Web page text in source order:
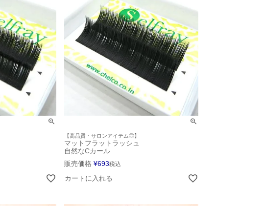
【高品質・サロンアイテム◎】
マットフラットラッシュ
自然なCカール
販売価格 ¥693税込
カートに入れる